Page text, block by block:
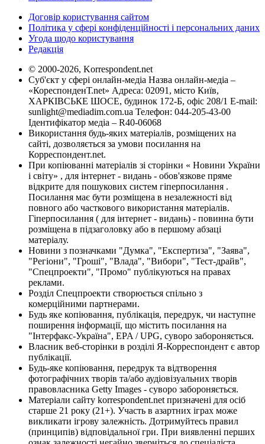
Договір користування сайтом
Політика у сфері конфіденційності і персональних даних
Угода щодо користування
Редакція
© 2000-2026, Korrespondent.net
Суб'єкт у сфері онлайн-медіа Назва онлайн-медіа –
«КореспонденТ.net» Адреса: 02091, місто Київ,
ХАРКІВСЬКЕ ШОСЕ, будинок 172-Б, офіс 208/1 E-mail:
sunlight@mediadim.com.ua Телефон: 044-205-43-00
Ідентифікатор медіа – R40-06068
Використання будь-яких матеріалів, розміщених на
сайті, дозволяється за умови посилання на
Корреспондент.net.
При копіюванні матеріалів зі сторінки « Новини України
і світу» , для інтернет - видань - обов'язкове пряме
відкрите для пошукових систем гіперпосилання .
Посилання має бути розміщена в незалежності від
повного або часткового використання матеріалів.
Гіперпосилання ( для інтернет - видань) - повинна бути
розміщена в підзаголовку або в першому абзаці
матеріалу.
Новини з позначками "Думка", "Експертиза", "Заява",
"Регіони", "Гроші", "Влада", "Вибори", "Тест-драйв",
"Спецпроекти", "Промо" публікуються на правах
реклами.
Розділ Спецпроекти створюється спільно з
комерційними партнерами.
Будь яке копіювання, публікація, передрук, чи наступне
поширення інформації, що містить посилання на
"Інтерфакс-Україна", EPA / UPG, суворо забороняється.
Власник веб-сторінки в розділі Я-Корреспондент є автор
публікації.
Будь-яке копіювання, передрук та відтворення
фотографічних творів та/або аудіовізуальних творів
правовласника Getty Images - суворо забороняється.
Матеріали сайту korrespondent.net призначені для осіб
старше 21 року (21+). Участь в азартних іграх може
викликати ігрову залежність. Дотримуйтесь правил
(принципів) відповідальної гри. При виявленні перших